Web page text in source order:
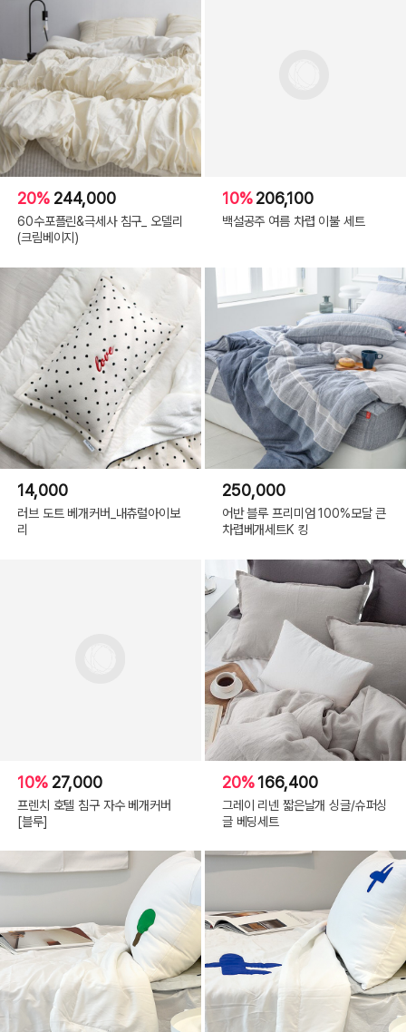
20% 244,000
60수포플린&극세사 침구_ 오델리
(크림베이지)
10%206,100
백설공주 여름 차렵 이불 세트
14,000
러브 도트 베개커버_내츄럴아이보
리
250,000
어반 블루 프리미엄 100%모달 큰
차렵베개세트K 킹
10% 27,000
프렌치 호텔 침구 자수 베개커버
[블루]
20%166,400
그레이 리넨 짧은날개 싱글/슈퍼싱
글 베딩세트